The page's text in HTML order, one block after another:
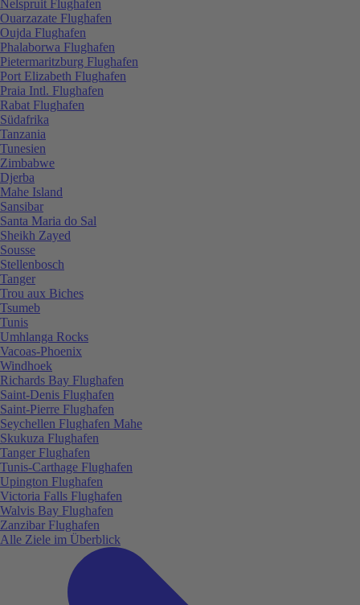
Nelspruit Flughafen
Ouarzazate Flughafen
Oujda Flughafen
Phalaborwa Flughafen
Pietermaritzburg Flughafen
Port Elizabeth Flughafen
Praia Intl. Flughafen
Rabat Flughafen
Südafrika
Tanzania
Tunesien
Zimbabwe
Djerba
Mahe Island
Sansibar
Santa Maria do Sal
Sheikh Zayed
Sousse
Stellenbosch
Tanger
Trou aux Biches
Tsumeb
Tunis
Umhlanga Rocks
Vacoas-Phoenix
Windhoek
Richards Bay Flughafen
Saint-Denis Flughafen
Saint-Pierre Flughafen
Seychellen Flughafen Mahe
Skukuza Flughafen
Tanger Flughafen
Tunis-Carthage Flughafen
Upington Flughafen
Victoria Falls Flughafen
Walvis Bay Flughafen
Zanzibar Flughafen
Alle Ziele im Überblick